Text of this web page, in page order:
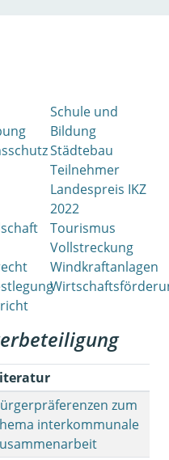
Schule und
Bildung
Städtebau
Teilnehmer
Landespreis IKZ
2022
Tourismus
Vollstreckung
Windkraftanlagen
zum
interkommunale